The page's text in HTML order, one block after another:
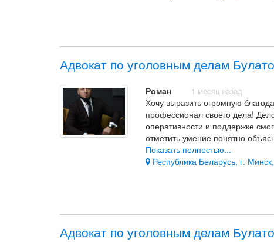
Адвокат по уголовным делам
Роман 1 месяц назад
Хочу выразить огромную
профессионал своего дела!
оперативности и поддержке
отметить умение понятно
обратную связь. Рекомендую как
Показать полностью...
Республика Беларусь, г.
Адвокат по уголовным делам